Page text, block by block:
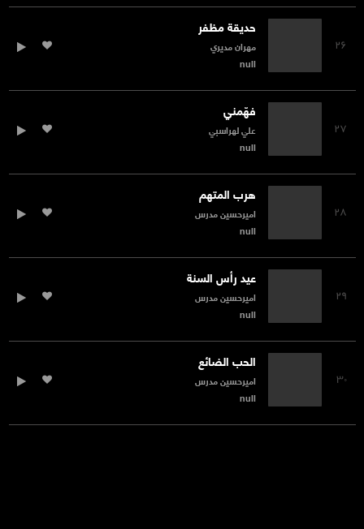
۲۶
حديقة مظفر
مهران مديري
null
۲۷
فهّمني
علي لهراسبي
null
۲۸
هرب المتهم
اميرحسين مدرس
null
۲۹
عيد رأس السنة
اميرحسين مدرس
null
۳۰
الحب الضائع
اميرحسين مدرس
null